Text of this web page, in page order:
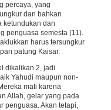
percaya, yang
dan bahkan
ketundukan dan
penguasa semesta (11).
harus tersungkur
patung Kaisar.
dikalikan 2, jadi
Yahudi maupun non-
mati karena
Allah, gelar yang pada
penguasa. Akan tetapi,